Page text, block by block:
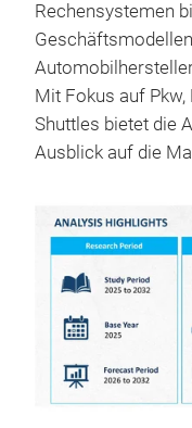
Rechensystemen
Mit Fokus auf
Shuttles bietet die
Ausblick auf die